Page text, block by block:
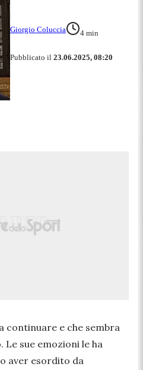
Giorgio Coluccia 4 min
Pubblicato il 23.06.2025, 08:20
continuare e che sembra
Le sue emozioni le ha
aver esordito da